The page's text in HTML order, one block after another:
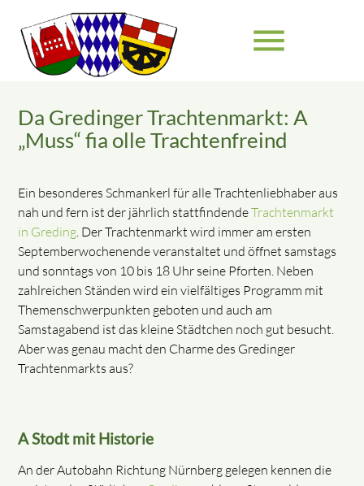
menu
Suchbegriffe SUCHEN
Da Gredinger Trachtenmarkt: A
„Muss“ fia olle Trachtenfreind
Ein besonderes Schmankerl für alle Trachtenliebhaber aus
nah und fern ist der jährlich stattfindendeTrachtenmarkt
in Greding . Der Trachtenmarkt wird immer am ersten
Septemberwochenende veranstaltet und öffnet samstags
und sonntags von 10 bis 18 Uhr seine Pforten. Neben
zahlreichen Ständen wird ein vielfältiges Programm mit
Themenschwerpunkten geboten und auch am
Samstagabend ist das kleine Städtchen noch gut besucht.
Aber was genau macht den Charme des Gredinger
Trachtenmarkts aus?
A Stodt mit Historie
An der Autobahn Richtung Nürnberg gelegen kennen die